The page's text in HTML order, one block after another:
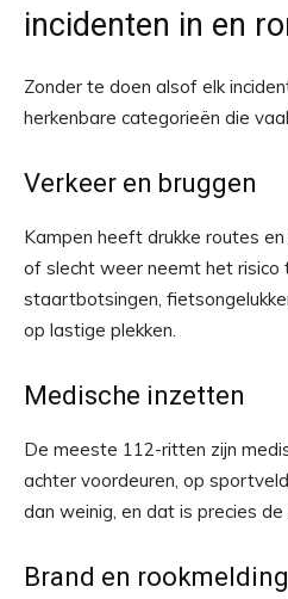
incidenten in en
Zonder te doen alsof elk
herkenbare categorieën die
Verkeer en bruggen
Kampen heeft drukke routes
of slecht weer neemt het risico
staartbotsingen,
op lastige plekken.
Medische inzetten
De meeste 112-ritten zijn
achter voordeuren, op
dan weinig, en dat is precies de
Brand en